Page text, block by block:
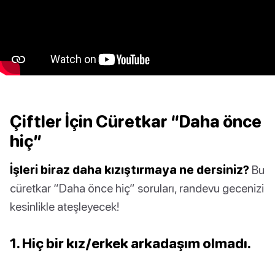
Çiftler İçin Cüretkar “Daha önce
hiç”
İşleri biraz daha kızıştırmaya ne dersiniz? Bu
cüretkar “Daha önce hiç” soruları, randevu gecenizi
kesinlikle ateşleyecek!
1. Hiç bir kız/erkek arkadaşım olmadı.